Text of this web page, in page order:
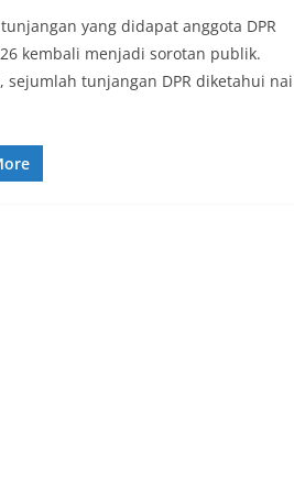
yang didapat anggota DPR
kembali menjadi sorotan publik.
sejumlah tunjangan DPR diketahui